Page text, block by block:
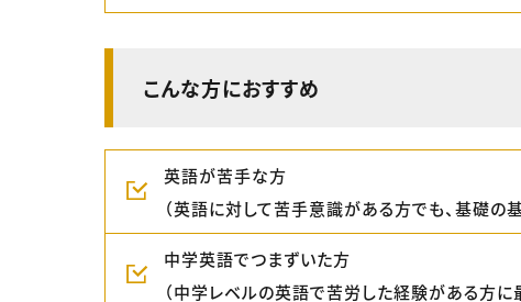
こんな方におすすめ
英語が苦手な方
（英語に対して苦手意識がある方でも、基礎の
中学英語でつまずいた方
（中学レベルの英語で苦労した経験がある方に